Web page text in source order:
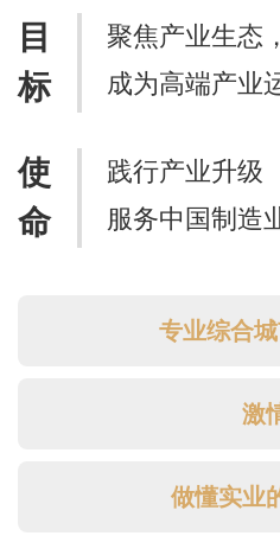
目
标
聚焦产业生态，
成为高端产业
使
命
践行产业升级
服务中国制造
专业综合
激
做懂实业